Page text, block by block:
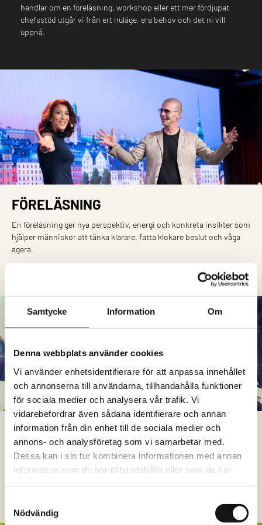
Samtycke Information Om
Denna webbplats använder cookies
Vi använder enhetsidentifierare för att anpassa innehållet
och annonserna till användarna, tillhandahålla funktioner
för sociala medier och analysera vår trafik. Vi
vidarebefordrar även sådana identifierare och annan
information från din enhet till de sociala medier och
annons- och analysföretag som vi samarbetar med.
Dessa kan i sin tur kombinera informationen med annan
information som du har tillhandahållit eller som de har
Nödvändig
handlar om en föreläsning, workshop eller ett mer fördjupat
chefsstöd utgår vi från ert nuläge, era behov och det ni vill
uppnå.
FÖRELÄSNING
En föreläsning ger nya perspektiv, energi och konkreta insikter som
hjälper människor att tänka klarare, fatta klokare beslut och våga
agera.
WORKSHOP
Våra workshops hjälper grupper och ledningsgrupper att gå från
insikt till handling. Tillsammans skapar vi riktning, samsyn och
konkreta steg framåt.